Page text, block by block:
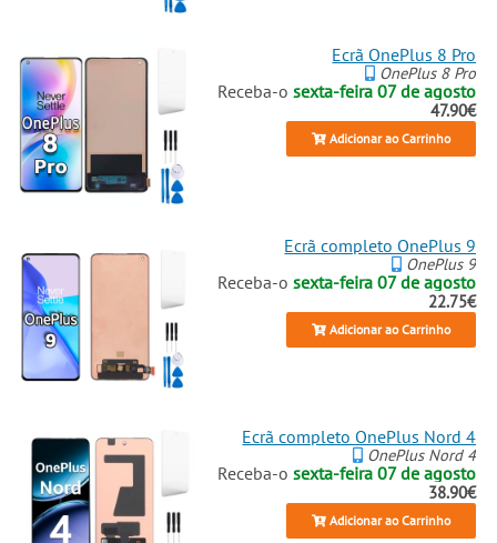
Ecrã OnePlus 8 Pro
OnePlus 8 Pro
Receba-osexta-feira 07 de agosto
47.90€
Adicionar ao Carrinho
Ecrã completo OnePlus 9
OnePlus 9
Receba-osexta-feira 07 de agosto
22.75€
Adicionar ao Carrinho
Ecrã completo OnePlus Nord 4
OnePlus Nord 4
Receba-osexta-feira 07 de agosto
38.90€
Adicionar ao Carrinho